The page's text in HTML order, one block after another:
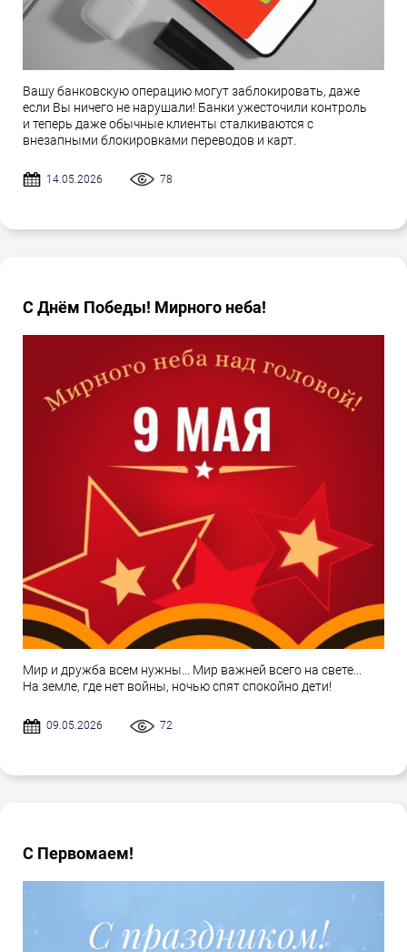
Вашу банковскую операцию могут заблокировать, даже
если Вы ничего не нарушали! Банки ужесточили контроль
и теперь даже обычные клиенты сталкиваются с
внезапными блокировками переводов и карт.
14.05.2026 78
С Днём Победы! Мирного неба!
Мир и дружба всем нужны... Мир важней всего на свете...
На земле, где нет войны, ночью спят спокойно дети!
09.05.2026 72
С Первомаем!